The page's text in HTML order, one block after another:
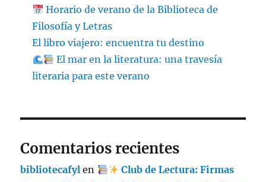
Horario de verano de la Biblioteca de
Filosofía y Letras
El libro viajero: encuentra tu destino
El mar en la literatura: una travesía
literaria para este verano
Comentarios recientes
bibliotecafyl en
Club de Lectura: Firmas